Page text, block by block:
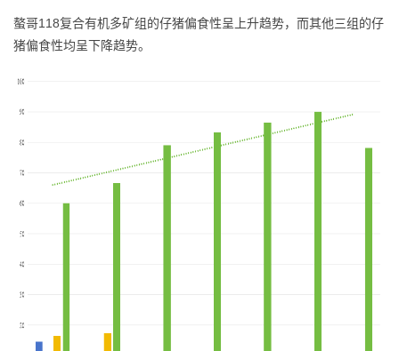
螯哥118复合有机多矿组的仔猪偏食性呈上升趋势，而其他三组的仔
猪偏食性均呈下降趋势。